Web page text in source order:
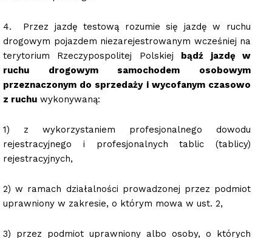
4. Przez jazdę testową rozumie się jazdę w ruchu
drogowym pojazdem niezarejestrowanym wcześniej na
terytorium Rzeczypospolitej Polskiej bądź jazdę w
ruchu drogowym samochodem osobowym
przeznaczonym do sprzedaży i wycofanym czasowo
z ruchu wykonywaną:
1) z wykorzystaniem profesjonalnego dowodu
rejestracyjnego i profesjonalnych tablic (tablicy)
rejestracyjnych,
2) w ramach działalności prowadzonej przez podmiot
uprawniony w zakresie, o którym mowa w ust. 2,
3) przez podmiot uprawniony albo osoby, o których